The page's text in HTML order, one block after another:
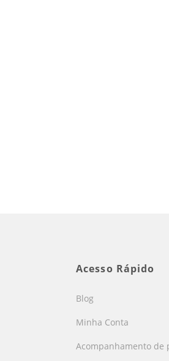
Acesso Rápido
Blog
Minha Conta
Acompanhamento de